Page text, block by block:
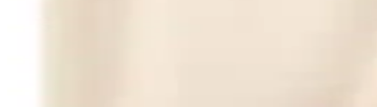
Altınyılz Classics Erkek Beyaz Slim Fit Dar
%100 pamuk ve keten görünümlü tasarımıyla yaz aylarına
Buratti %100 Pamuklu V Yaka Slim Fit Erkek